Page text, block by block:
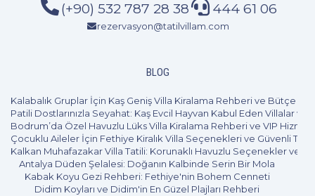
(+90) 532 787 28 38 444 61 06
rezervasyon@tatilvillam.com
BLOG
Kalabalık Gruplar İçin Kaş Geniş Villa Kiralama Rehberi ve Bütçe
Patili Dostlarınızla Seyahat: Kaş Evcil Hayvan Kabul Eden Villalar ve
Bodrum’da Özel Havuzlu Lüks Villa Kiralama Rehberi ve VIP
Çocuklu Aileler İçin Fethiye Kiralık Villa Seçenekleri ve Güvenli
Kalkan Muhafazakar Villa Tatili: Korunaklı Havuzlu Seçenekler ve
Antalya Düden Şelalesi: Doğanın Kalbinde Serin Bir Mola
Kabak Koyu Gezi Rehberi: Fethiye'nin Bohem Cenneti
Didim Koyları ve Didim'in En Güzel Plajları Rehberi